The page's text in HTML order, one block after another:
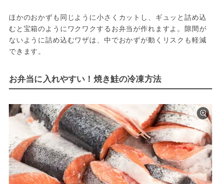
ほかのおかずも同じように小さくカットし、ギュッと詰め込
むと宝箱のようにワクワクするお弁当が作れますよ。隙間が
ないように詰め込むワザは、中でおかずが動くリスクも軽減
できます。
お弁当に入れやすい！焼き鮭の冷凍方法